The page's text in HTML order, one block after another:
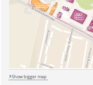
Show bigger map